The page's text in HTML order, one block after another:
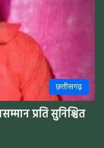
छत्तीसगढ़
प्रति सुनिश्चित